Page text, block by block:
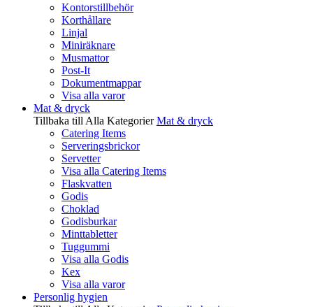
Kontorstillbehör
Korthållare
Linjal
Miniräknare
Musmattor
Post-It
Dokumentmappar
Visa alla varor
Mat & dryck
Tillbaka till Alla Kategorier Mat & dryck
Catering Items
Serveringsbrickor
Servetter
Visa alla Catering Items
Flaskvatten
Godis
Choklad
Godisburkar
Minttabletter
Tuggummi
Visa alla Godis
Kex
Visa alla varor
Personlig hygien